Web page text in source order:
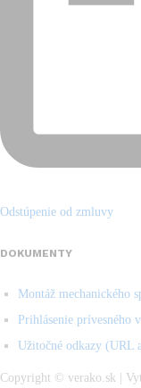
Odstúpenie od zmluvy
DOKUMENTY
Montáž mechanického
Prihlásenie prívesného
Užitočné odkazy (URL
Copyright © verako.sk |